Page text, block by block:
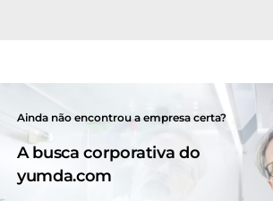
Ainda não encontrou a empresa certa?
A busca corporativa do
yumda.com